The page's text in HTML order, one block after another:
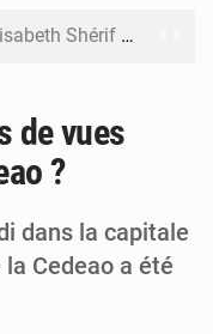
Zinder : Élisabeth Shérif visite l’école Birni Garçon
Niger : Bilan à mi-parcours du Programme de Refondation
Tibiri : le dialogue, nouveau terrain de jeu pour la paix
de vues
?
dans la capitale
Cedeao a été